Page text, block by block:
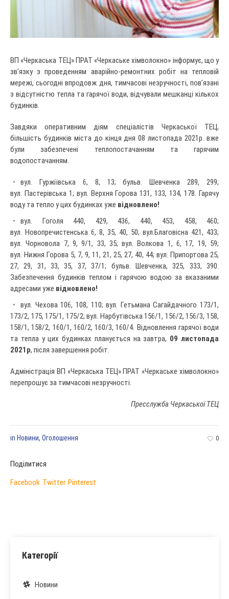
ВП «Черкаська ТЕЦ» ПРАТ «Черкаське хімволокно» інформує, що у
зв’язку з проведенням аварійно-ремонтних робіт на тепловій
мережі, сьогодні впродовж дня, тимчасові незручності, пов’язані
з відсутністю тепла та гарячої води, відчували мешканці кількох
будинків.
Завдяки оперативним діям спеціалістів Черкаської ТЕЦ,
більшість будинків міста до кінця дня 08 листопада 2021р. вже
були забезпечені теплопостачанням та гарячим
водопостачанням.
вул. Гуржіївська 6, 8, 13; бульв. Шевченка 289, 299;
вул. Пастерівська 1; вул. Верхня Горова 131, 133, 134, 178. Гарячу
воду та тепло у цих будинках уже відновлено!
вул. Гоголя 440, 429, 436, 440, 453, 458, 460;
вул. Новопречистенська 6, 8, 35, 40, 50; вул.Благовісна 421, 433;
вул. Чорновола 7, 9, 9/1, 33, 35; вул. Волкова 1, 6, 17, 19, 59;
вул. Нижня Горова 5, 7, 9, 11, 21, 25, 27, 40, 44; вул. Припортова 25,
27, 29, 31, 33, 35, 37, 37/1; бульв. Шевченка, 325, 333, 390.
Забезпечення будинків теплом і гарячою водою за вказаними
адресами уже відновлено!
вул. Чехова 106, 108, 110; вул. Гетьмана Сагайдачного 173/1,
173/2, 175, 175/1, 175/2; вул. Нарбутівська 156/1, 156/2, 156/3, 158,
158/1, 158/2, 160/1, 160/2, 160/3, 160/4. Відновлення гарячої води
та тепла у цих будинках планується на завтра, 09 листопада
2021р, після завершення робіт.
Адміністрація ВП «Черкаська ТЕЦ» ПРАТ «Черкаське хімволокно»
перепрошує за тимчасові незручності.
Пресслужба Черкаської ТЕЦ
0
in Новини, Оголошення
Поділитися
Facebook Twitter Pinterest
Категорії
Новини